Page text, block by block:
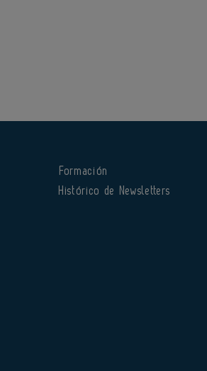
Formación
Histórico de Newsletters